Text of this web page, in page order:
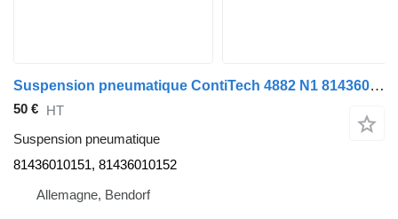
Suspension pneumatique ContiTech 4882 N1 81436010151 pour tracteur routier MAN TGX
50 € HT
Suspension pneumatique
81436010151, 81436010152
Allemagne, Bendorf